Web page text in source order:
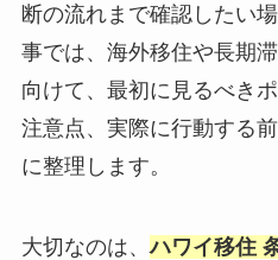
断の流れまで確認したい
事では、海外移住や長期
向けて、最初に見るべき
注意点、実際に行動する
に整理します。
大切なのは、ハワイ移住